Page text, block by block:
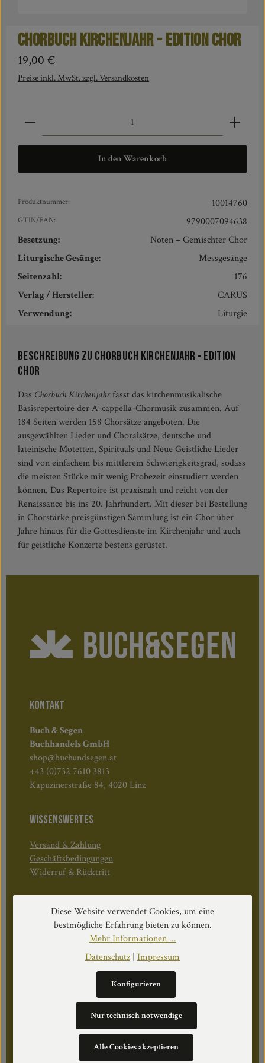
Chorbuch Kirchenjahr - edition Chor
Regulärer Preis:
19,00 €
Preise inkl. MwSt. zzgl. Versandkosten
Produkt Anzahl: Gib den gewünschten Wert ein oder
In den Warenkorb
Produktnummer: 10014760
GTIN/EAN:
9790007094638
Besetzung:
Noten – Gemischter Chor
Liturgische Gesänge:
Messgesänge
Seitenzahl:
176
Verlag / Hersteller:
CARUS
Verwendung:
Liturgie
Beschreibung zu Chorbuch Kirchenjahr - edition
Chor
Das Chorbuch Kirchenjahrfasst das kirchenmusikalische
Basisrepertoire der A-cappella-Chormusik zusammen. Auf
184 Seiten werden 158 Chorsätze angeboten. Die
ausgewählten Lieder und Choralsätze, deutsche und
lateinische Motetten, Spirituals und Neue Geistliche Lieder
sind von einfachem bis mittlerem Schwierigkeitsgrad, sodass
die meisten Stücke mit wenig Probezeit einstudiert werden
können. Das Repertoire ist praxisnah und reicht von der
Renaissance bis ins 20. Jahrhundert. Mit dieser bei Bestellung
in Chorstärke preisgünstigen Sammlung ist ein Chor über
Jahre hinaus für die Gottesdienste im Kirchenjahr und auch
für geistliche Konzerte bestens gerüstet.
KONTAKT
Buch & Segen
Buchhandels GmbH
shop@buchundsegen.at
+43 (0)732 7610 3813
Kapuzinerstraße 84, 4020 Linz
WISSENSWERTES
Versand & Zahlung
Geschäftsbedingungen
Widerruf & Rücktritt
Öffnungszeiten:
Mo–Do: 08:30–17:00 Uhr
Fr: 08:30–12:30 Uhr
Cookie Einstellungen
Diese Website verwendet Cookies, um eine
bestmögliche Erfahrung bieten zu können.
Mehr Informationen ...
Datenschutz| Impressum
Nur technisch notwendige
Konfigurieren
Alle Cookies akzeptieren